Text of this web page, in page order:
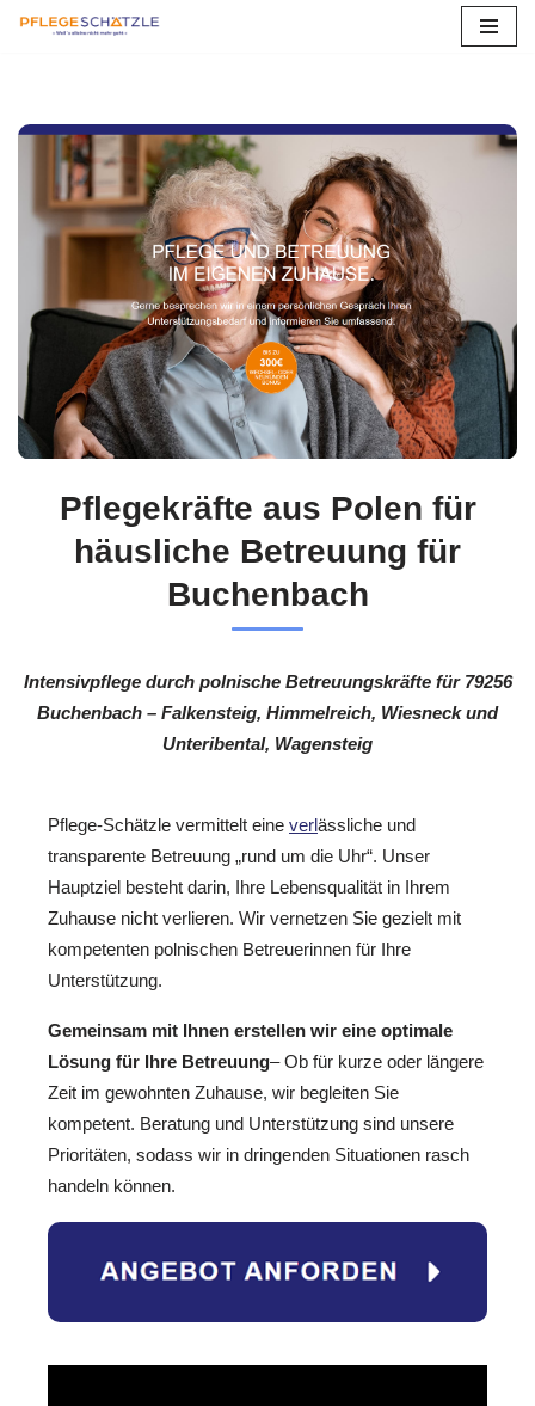
springen
Pflegekräfte aus Polen für
häusliche Betreuung für
Buchenbach
Intensivpflege durch polnische Betreuungskräfte für 79256
Buchenbach – Falkensteig, Himmelreich, Wiesneck und
Unteribental, Wagensteig
Pflege-Schätzle vermittelt eine verlässliche und
transparente Betreuung „rund um die Uhr“. Unser
Hauptziel besteht darin, Ihre Lebensqualität in Ihrem
Zuhause nicht verlieren. Wir vernetzen Sie gezielt mit
kompetenten polnischen Betreuerinnen für Ihre
Unterstützung.
Gemeinsam mit Ihnen erstellen wir eine optimale
Lösung für Ihre Betreuung– Ob für kurze oder längere
Zeit im gewohnten Zuhause, wir begleiten Sie
kompetent. Beratung und Unterstützung sind unsere
Prioritäten, sodass wir in dringenden Situationen rasch
handeln können.